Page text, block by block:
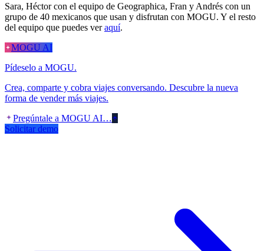
Sara, Héctor con el equipo de Geographica, Fran y Andrés con un
grupo de 40 mexicanos que usan y disfrutan con MOGU. Y el resto
del equipo que puedes veraquí.
MOGU AI
Pídeselo a MOGU.
Crea, comparte y cobra viajes conversando. Descubre la nueva
forma de vender más viajes.
Pregúntale a MOGU AI…
Solicitar demo